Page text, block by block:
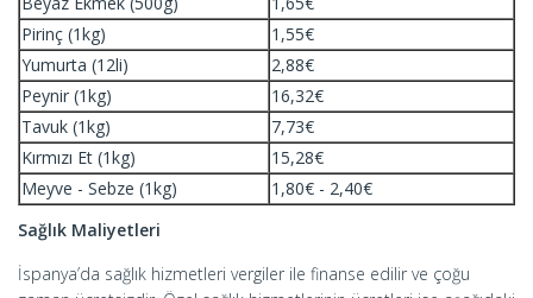
Pirinç (1kg)
1,55€
Yumurta (12li)
2,88€
Peynir (1kg)
16,32€
Tavuk (1kg)
7,73€
Kırmızı Et (1kg)
15,28€
Meyve - Sebze (1kg)
1,80€ - 2,40€
Sağlık Maliyetleri
İspanya’da sağlık hizmetleri vergiler ile finanse edilir ve çoğu